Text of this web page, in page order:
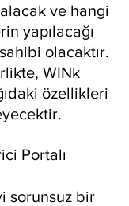
ve hangi
yapılacağı
olacaktır.
WINk
özellikleri
Portalı
sorunsuz bir